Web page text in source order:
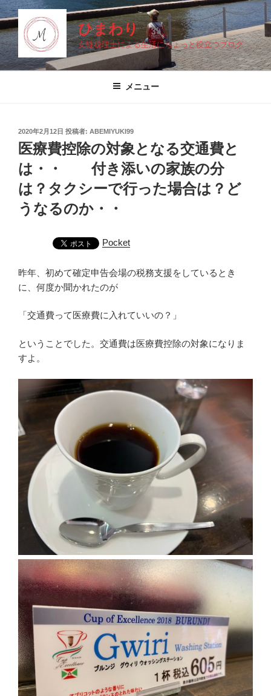
コ
ン
テ
ン
ツ
ひまわり
女性税理士による生活にちょっと役立つブログ
メニュー
投
稿
日:
2020年2月12日 投稿者: ABEMIYUKI99
医療費控除の対象となる交通費と
は・・ 付き添いの家族の分
は？タクシーで行った場合は？ど
うなるのか・・
Pocket
昨年、初めて確定申告会場の税務支援をしているとき
に、何度か聞かれたのが
「交通費って医療費に入れていいの？」
ということでした。交通費は医療費控除の対象になりま
すよ。